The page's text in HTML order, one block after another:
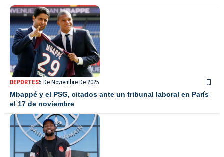
DEPORTES5 De Noviembre De 2025
Mbappé y el PSG, citados ante un tribunal laboral en París
el 17 de noviembre